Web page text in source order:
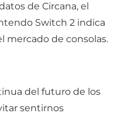
de Circana, el
Switch 2 indica
mercado de consolas.
del futuro de los
sentirnos